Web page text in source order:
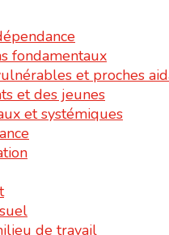
fondamentaux
et proches
et des jeunes
et systémiques
de travail